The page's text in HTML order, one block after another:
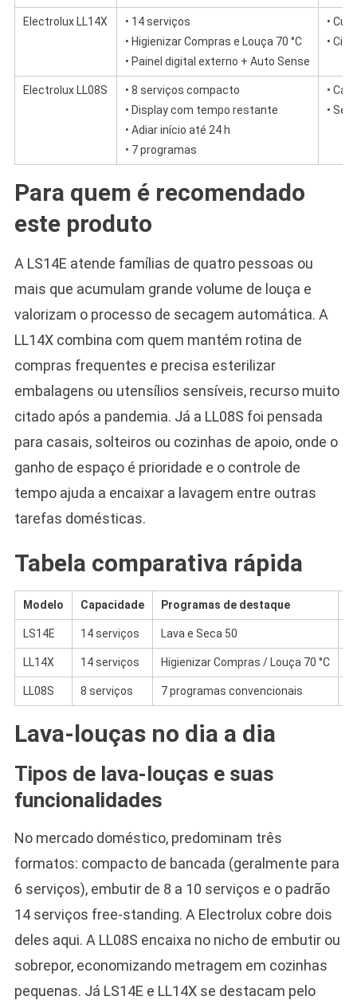
Electrolux LL14X
• 14 serviços
• Higienizar Compras e Louça 70 °C
• Painel digital externo + Auto Sense
•
•
Electrolux LL08S
• 8 serviços compacto
• Display com tempo restante
• Adiar início até 24 h
• 7 programas
•
•
Para quem é recomendado
este produto
A LS14E atende famílias de quatro pessoas ou
mais que acumulam grande volume de louça e
valorizam o processo de secagem automática. A
LL14X combina com quem mantém rotina de
compras frequentes e precisa esterilizar
embalagens ou utensílios sensíveis, recurso muito
citado após a pandemia. Já a LL08S foi pensada
para casais, solteiros ou cozinhas de apoio, onde o
ganho de espaço é prioridade e o controle de
tempo ajuda a encaixar a lavagem entre outras
tarefas domésticas.
Tabela comparativa rápida
Modelo Capacidade Programas de destaque
LS14E 14 serviços Lava e Seca 50
LL14X 14 serviços Higienizar Compras / Louça 70 °C
LL08S 8 serviços 7 programas convencionais
Lava-louças no dia a dia
Tipos de lava-louças e suas
funcionalidades
No mercado doméstico, predominam três
formatos: compacto de bancada (geralmente para
6 serviços), embutir de 8 a 10 serviços e o padrão
14 serviços free-standing. A Electrolux cobre dois
deles aqui. A LL08S encaixa no nicho de embutir ou
sobrepor, economizando metragem em cozinhas
pequenas. Já LS14E e LL14X se destacam pelo